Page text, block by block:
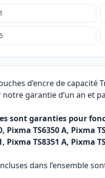
d’encre de
notre garantie d’un an et
sont garanties pour
Pixma TS6350 A, Pixma
Pixma TS8351 A, Pixma
dans l’ensemble